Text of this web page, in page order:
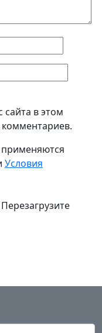
в этом
применяются
Условия